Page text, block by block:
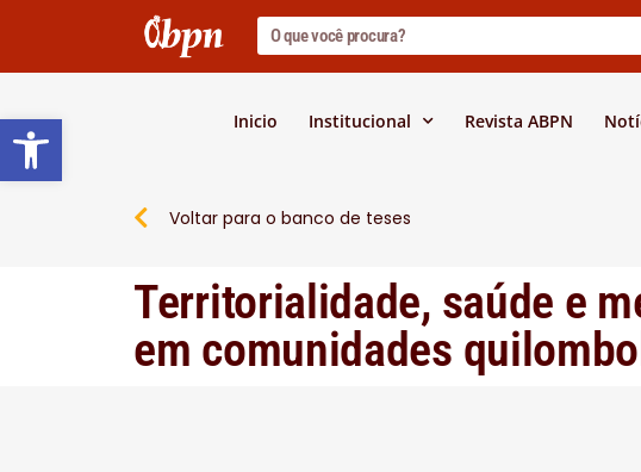
Barra de Ferramentas Aberta
Inicio Institucional Revista ABPN
Voltar para o banco de teses
Territorialidade, saúde e
em comunidades